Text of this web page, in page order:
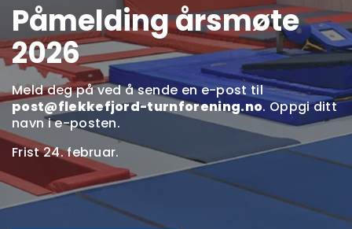
Påmelding årsmøte
2026
Meld deg på ved å sende en e-post til
post@flekkefjord-turnforening.no. Oppgi ditt
navn i e-posten.
Frist 24. februar.